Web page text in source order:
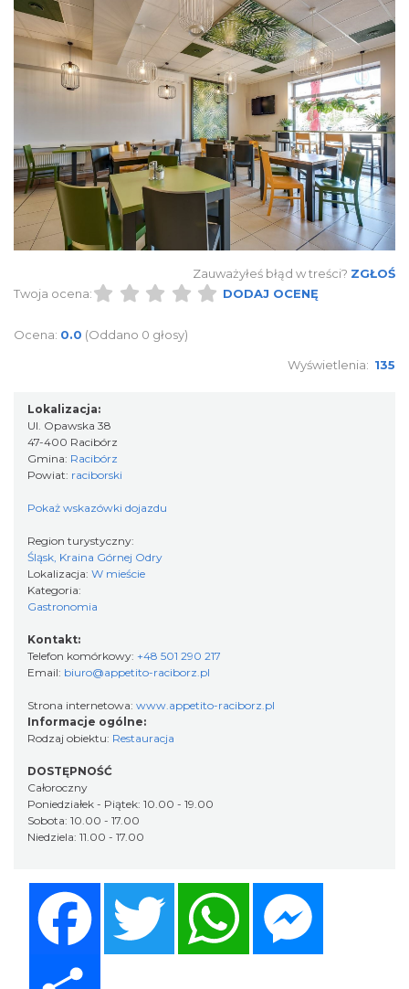
Zauważyłeś błąd w treści? ZGŁOŚ
Twoja ocena:
DODAJ OCENĘ
Ocena: 0.0 (Oddano 0 głosy)
Wyświetlenia: 135
Lokalizacja:
Ul. Opawska 38
47-400 Racibórz
Gmina: Racibórz
Powiat: raciborski
Pokaż wskazówki dojazdu
Region turystyczny:
Śląsk, Kraina Górnej Odry
Lokalizacja: W mieście
Kategoria:
Gastronomia
Kontakt:
Telefon komórkowy: +48 501 290 217
Email: biuro@appetito-raciborz.pl
Strona internetowa: www.appetito-raciborz.pl
Informacje ogólne:
Rodzaj obiektu: Restauracja
DOSTĘPNOŚĆ
Całoroczny
Poniedziałek - Piątek: 10.00 - 19.00
Sobota: 10.00 - 17.00
Niedziela: 11.00 - 17.00
Twitter WhatsApp